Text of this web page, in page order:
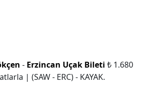
- Erzincan Uçak Bileti ₺ 1.680
| (SAW - ERC) - KAYAK.